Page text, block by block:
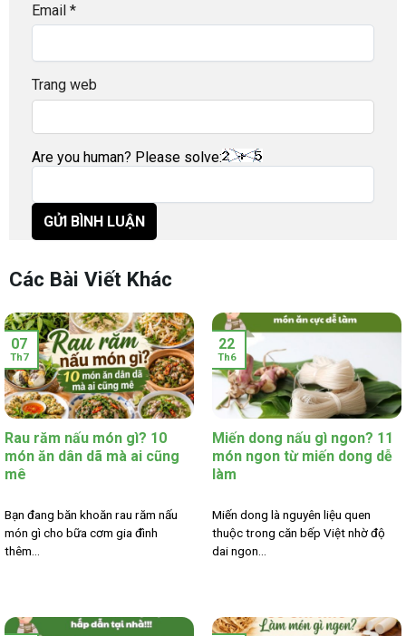
Email *
Trang web
Are you human? Please solve:
Các Bài Viết Khác
Rau răm nấu món gì? 10
món ăn dân dã mà ai cũng
mê
Bạn đang băn khoăn rau răm nấu
món gì cho bữa cơm gia đình
thêm...
07
Th7
Miến dong nấu gì ngon? 11
món ngon từ miến dong dễ
làm
Miến dong là nguyên liệu quen
thuộc trong căn bếp Việt nhờ độ
dai ngon...
22
Th6